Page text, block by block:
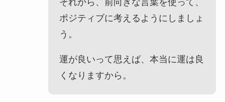
ポジティブに考えるようにしましょ
う。
運が良いって思えば、本当に運は良
くなりますから。